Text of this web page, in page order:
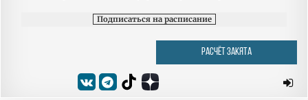
Подписаться на расписание
РАСЧЁТ ЗАКЯТА